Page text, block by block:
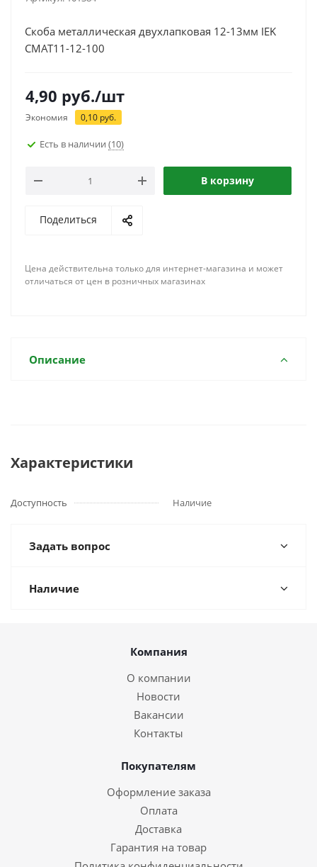
Скоба металлическая двухлапковая 12-13мм IEK
CMAT11-12-100
4,90 руб./шт
Экономия 0,10 руб.
Есть в наличии (10)
В корзину
Поделиться
Цена действительна только для интернет-магазина и может
отличаться от цен в розничных магазинах
Описание
Характеристики
Доступность Наличие
Задать вопрос
Наличие
Компания
О компании
Новости
Вакансии
Контакты
Покупателям
Оформление заказа
Оплата
Доставка
Гарантия на товар